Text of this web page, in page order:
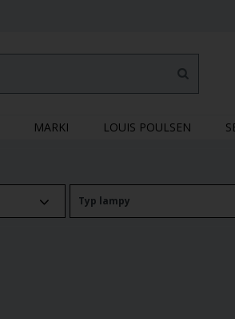
MARKI LOUIS POULSEN
Typ lampy